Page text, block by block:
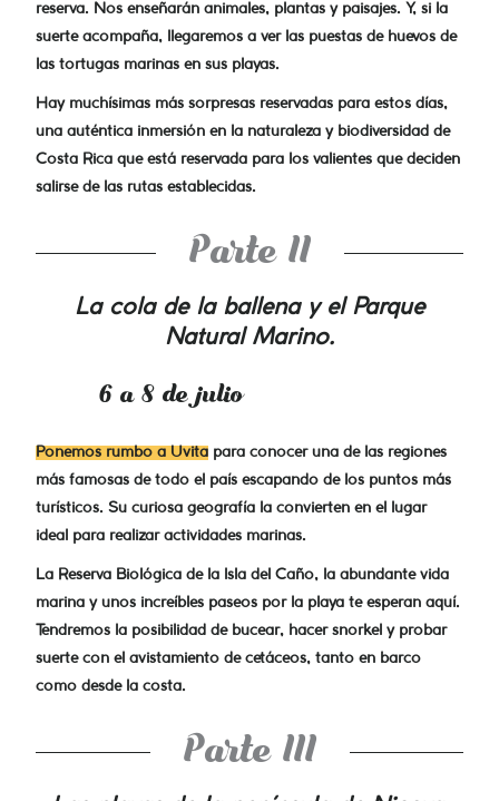
reserva. Nos enseñarán animales, plantas y paisajes. Y, si la
suerte acompaña, llegaremos a ver las puestas de huevos de
las tortugas marinas en sus playas.
Hay muchísimas más sorpresas reservadas para estos días,
una auténtica inmersión en la naturaleza y biodiversidad de
Costa Rica que está reservada para los valientes que deciden
salirse de las rutas establecidas.
Parte II
La cola de la ballena y el Parque
Natural Marino.
6 a 8 de julio
Ponemos rumbo a Uvita para conocer una de las regiones
más famosas de todo el país escapando de los puntos más
turísticos. Su curiosa geografía la convierten en el lugar
ideal para realizar actividades marinas.
La Reserva Biológica de la Isla del Caño, la abundante vida
marina y unos increíbles paseos por la playa te esperan aquí.
Tendremos la posibilidad de bucear, hacer snorkel y probar
suerte con el avistamiento de cetáceos, tanto en barco
como desde la costa.
Parte III